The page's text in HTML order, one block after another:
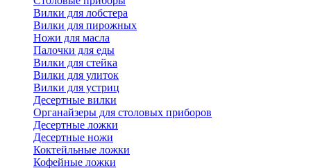
Вилки для лобстера
Вилки для пирожных
Ножи для масла
Палочки для еды
Вилки для стейка
Вилки для улиток
Вилки для устриц
Десертные вилки
Органайзеры для столовых приборов
Десертные ложки
Десертные ножи
Коктейльные ложки
Кофейные ложки